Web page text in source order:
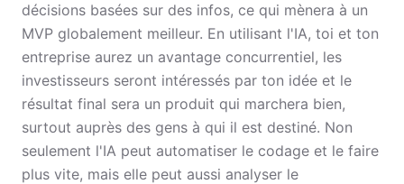
décisions basées sur des infos, ce qui mènera à un
MVP globalement meilleur. En utilisant l'IA, toi et ton
entreprise aurez un avantage concurrentiel, les
investisseurs seront intéressés par ton idée et le
résultat final sera un produit qui marchera bien,
surtout auprès des gens à qui il est destiné. Non
seulement l'IA peut automatiser le codage et le faire
plus vite, mais elle peut aussi analyser le